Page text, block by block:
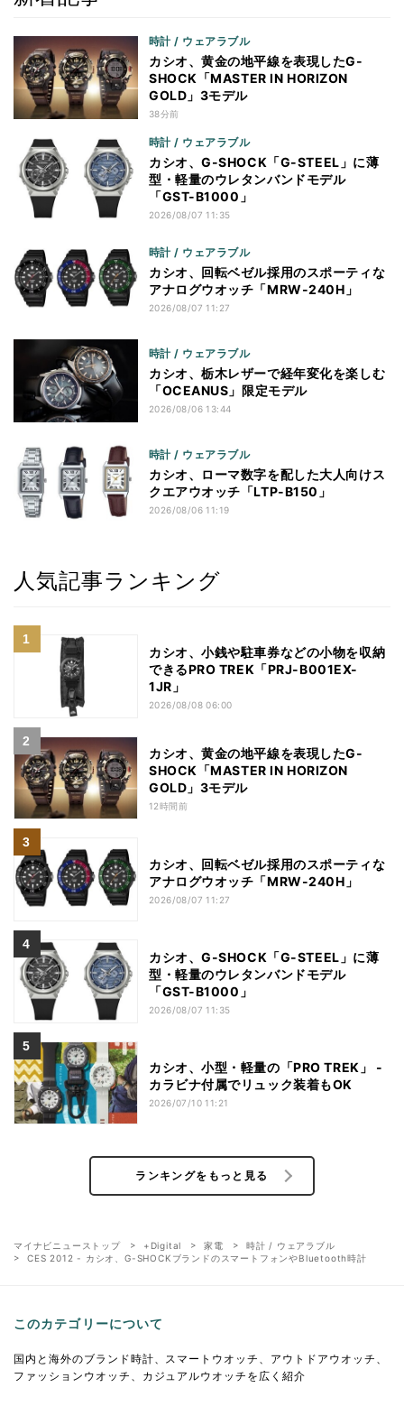
時計 / ウェアラブル
カシオ、黄金の地平線を表現したG-
SHOCK「MASTER IN HORIZON
GOLD」3モデル
38分前
時計 / ウェアラブル
カシオ、G-SHOCK「G-STEEL」に薄
型・軽量のウレタンバンドモデル
「GST-B1000」
2026/08/07 11:35
時計 / ウェアラブル
カシオ、回転ベゼル採用のスポーティな
アナログウオッチ「MRW-240H」
2026/08/07 11:27
時計 / ウェアラブル
カシオ、栃木レザーで経年変化を楽しむ
「OCEANUS」限定モデル
2026/08/06 13:44
時計 / ウェアラブル
カシオ、ローマ数字を配した大人向けス
クエアウオッチ「LTP-B150」
2026/08/06 11:19
人気記事ランキング
カシオ、小銭や駐車券などの小物を収納
できるPRO TREK「PRJ-B001EX-
1JR」
2026/08/08 06:00
カシオ、黄金の地平線を表現したG-
SHOCK「MASTER IN HORIZON
GOLD」3モデル
12時間前
カシオ、回転ベゼル採用のスポーティな
アナログウオッチ「MRW-240H」
2026/08/07 11:27
カシオ、G-SHOCK「G-STEEL」に薄
型・軽量のウレタンバンドモデル
「GST-B1000」
2026/08/07 11:35
カシオ、小型・軽量の「PRO TREK」 -
カラビナ付属でリュック装着もOK
2026/07/10 11:21
ランキングをもっと見る
マイナビニューストップ +Digital 家電
時計 / ウェアラブル
CES 2012 - カシオ、G-SHOCKブランドのスマートフォンやBluetooth時計
このカテゴリーについて
国内と海外のブランド時計、スマートウオッチ、アウトドアウオッチ、
ファッションウオッチ、カジュアルウオッチを広く紹介